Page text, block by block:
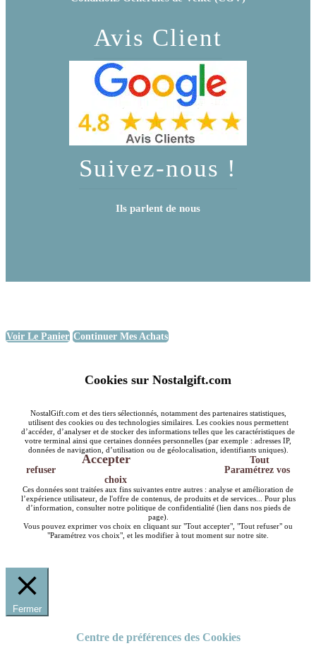
Avis Client
Suivez-nous !
Ils parlent de nous
Voir Le Panier Continuer Mes Achats
Cookies sur Nostalgift.com
NostalGift.com et des tiers sélectionnés, notamment des partenaires statistiques,
utilisent des cookies ou des technologies similaires. Les cookies nous permettent
d’accéder, d’analyser et de stocker des informations telles que les caractéristiques de
votre terminal ainsi que certaines données personnelles (par exemple : adresses IP,
données de navigation, d’utilisation ou de géolocalisation, identifiants uniques).
Accepter
Tout
refuser
Paramétrez vos
choix
Ces données sont traitées aux fins suivantes entre autres : analyse et amélioration de
l’expérience utilisateur, de l'offre de contenus, de produits et de services... Pour plus
d’information, consulter notre politique de confidentialité (lien dans nos pieds de
page).
Vous pouvez exprimer vos choix en cliquant sur "Tout accepter", "Tout refuser" ou
"Paramétrez vos choix", et les modifier à tout moment sur notre site.
Fermer
Centre de préférences des Cookies